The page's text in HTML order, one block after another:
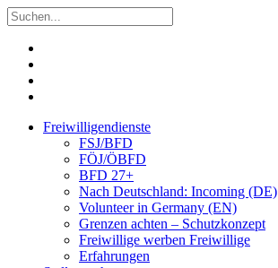
Freiwilligendienste
FSJ/BFD
FÖJ/ÖBFD
BFD 27+
Nach Deutschland: Incoming (DE)
Volunteer in Germany (EN)
Grenzen achten – Schutzkonzept
Freiwillige werben Freiwillige
Erfahrungen